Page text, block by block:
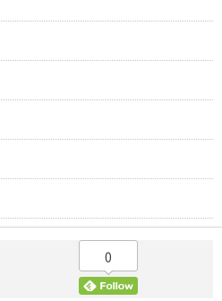
0